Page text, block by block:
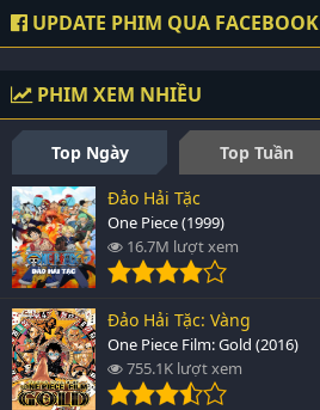
UPDATE PHIM QUA FACEBOOK
PHIM XEM NHIỀU
Top Ngày Top Tuần
Đảo Hải Tặc
One Piece (1999)
16.7M lượt xem
Đảo Hải Tặc: Vàng
One Piece Film: Gold (2016)
755.1K lượt xem